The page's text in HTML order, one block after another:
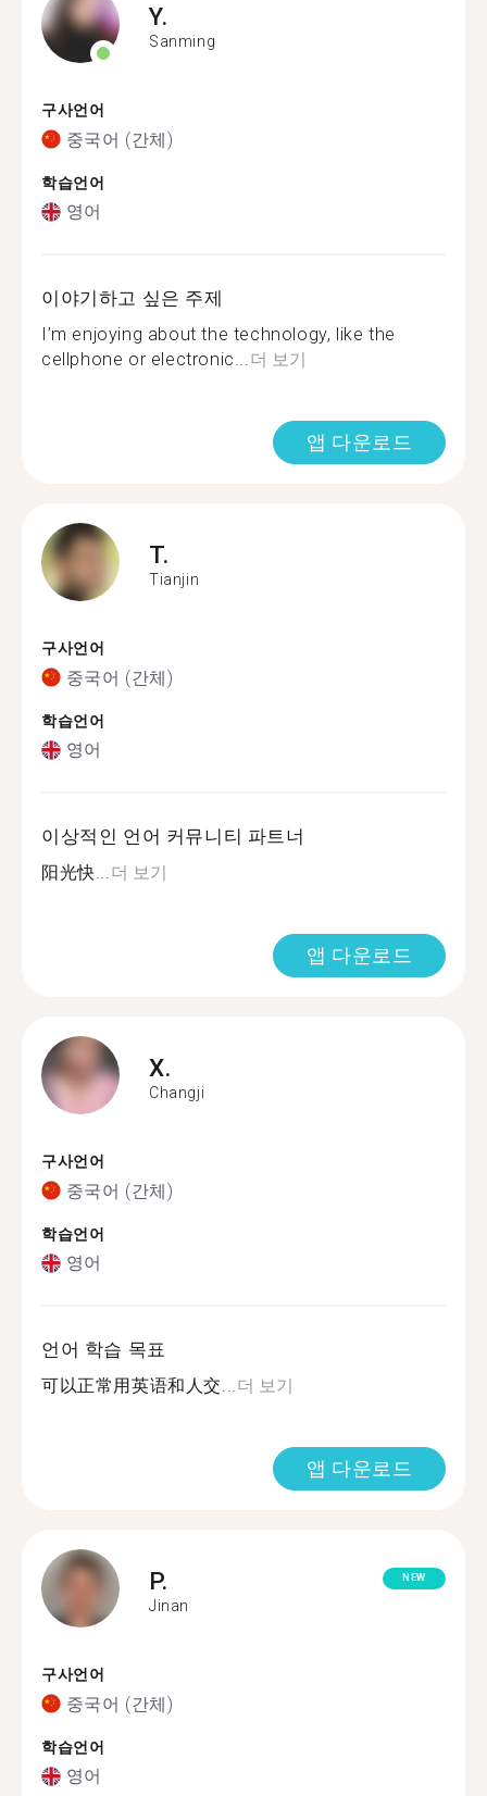
Y.
Sanming
구사언어
중국어 (간체)
학습언어
영어
이야기하고 싶은 주제
I’m enjoying about the technology, like the
cellphone or electronic...더 보기
앱 다운로드
T.
Tianjin
구사언어
중국어 (간체)
학습언어
영어
이상적인 언어 커뮤니티 파트너
阳光快...더 보기
앱 다운로드
X.
Changji
구사언어
중국어 (간체)
학습언어
영어
언어 학습 목표
可以正常用英语和人交...더 보기
앱 다운로드
P.
Jinan
NEW
구사언어
중국어 (간체)
학습언어
영어